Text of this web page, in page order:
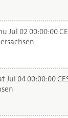
Jul 02 00:00:00
Jul 04 00:00:00